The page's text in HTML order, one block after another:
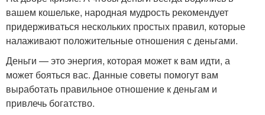
вашем кошельке, народная мудрость рекомендует
придерживаться нескольких простых правил, которые
налаживают положительные отношения с деньгами.
Деньги — это энергия, которая может к вам идти, а
может бояться вас. Данные советы помогут вам
выработать правильное отношение к деньгам и
привлечь богатство.